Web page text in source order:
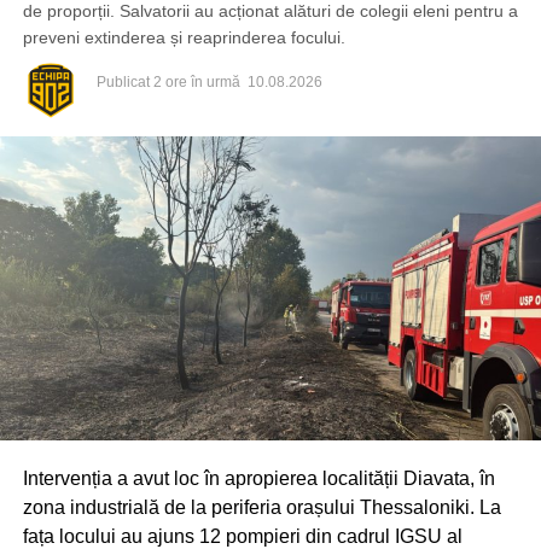
În dosar este cercetat în stare de libertate un cetățean al
Republicii Moldova, în vârstă de 38 de ani.
Oamenii legii continuă acțiunile procesual-penale pentru
circumstanțelor și identificarea tuturor persoanelor
implicate.
de proporții. Salvatorii au acționat alături de colegii eleni pentru a
preveni extinderea și reaprinderea focului.
Publicat 2 ore în urmă 10.08.2026
Intervenția a avut loc în apropierea localității Diavata, în
zona industrială de la periferia orașului Thessaloniki. La
fața locului au ajuns 12 pompieri din cadrul IGSU al